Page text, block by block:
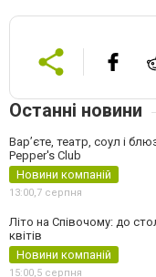
Останні новини
Вар’єте, театр, соул і
Pepper's Club
Новини компаній
13:00,7 серпня
Літо на Співочому: до
квітів
Новини компаній
15:00,5 серпня